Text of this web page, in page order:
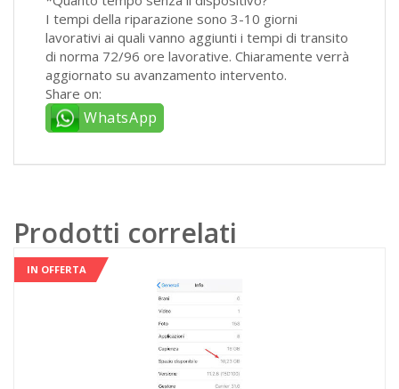
I tempi della riparazione sono 3-10 giorni
lavorativi ai quali vanno aggiunti i tempi di transito
di norma 72/96 ore lavorative. Chiaramente verrà
aggiornato su avanzamento intervento.
Share on:
WhatsApp
Prodotti correlati
IN OFFERTA